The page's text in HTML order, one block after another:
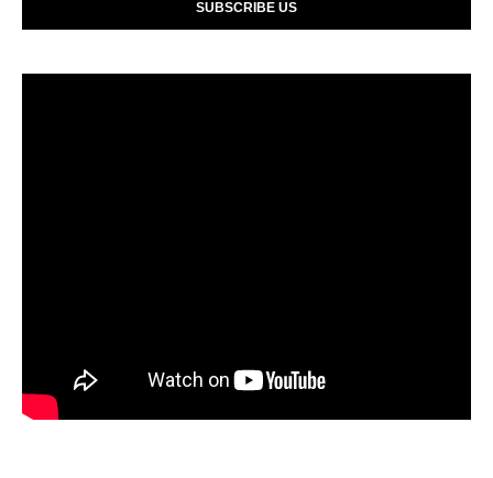
SUBSCRIBE US